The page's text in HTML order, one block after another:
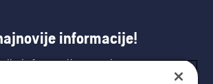
informacije!
informacije o novim